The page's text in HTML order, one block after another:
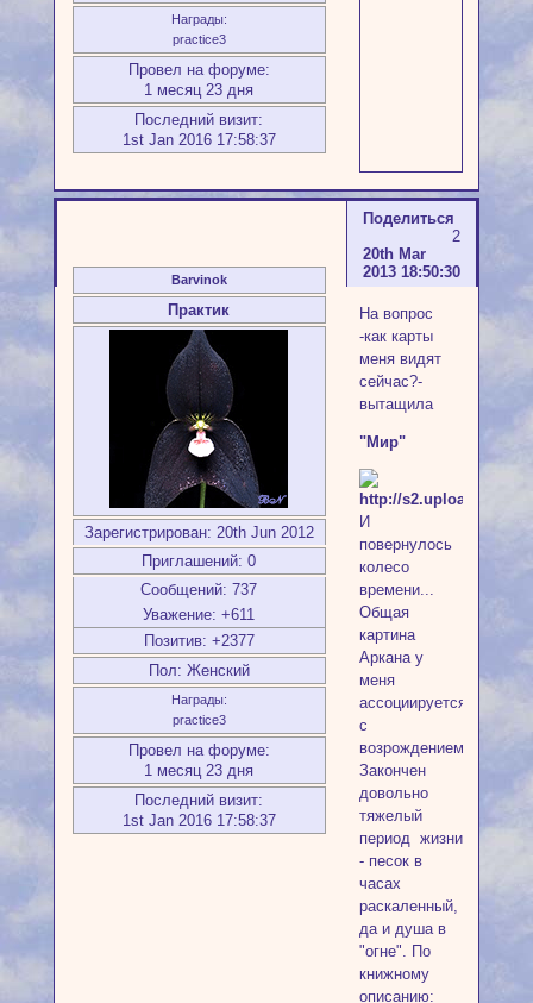
Награды:
practice3
Провел на форуме:
1 месяц 23 дня
Последний визит:
1st Jan 2016 17:58:37
Поделиться
2
20th Mar
2013 18:50:30
Barvinok
Практик
Зарегистрирован: 20th Jun 2012
Приглашений: 0
Сообщений: 737
Уважение: +611
Позитив: +2377
Пол: Женский
Награды:
practice3
Провел на форуме:
1 месяц 23 дня
Последний визит:
1st Jan 2016 17:58:37
На вопрос
-как карты
меня видят
сейчас?-
вытащила
"Мир"
И
повернулось
колесо
времени...
Общая
картина
Аркана у
меня
ассоциируется
с
возрождением.
Закончен
довольно
тяжелый
период жизни
- песок в
часах
раскаленный,
да и душа в
"огне". По
книжному
описанию: